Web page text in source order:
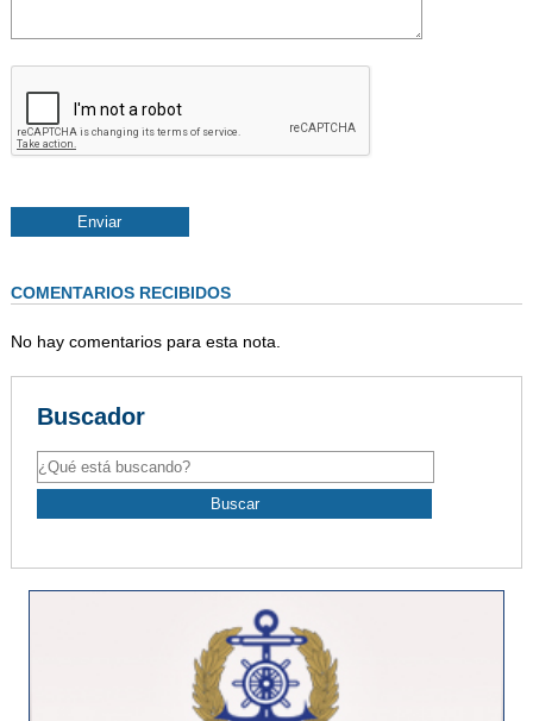
COMENTARIOS RECIBIDOS
No hay comentarios para esta nota.
Buscador